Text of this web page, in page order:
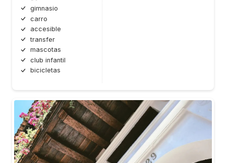
gimnasio
carro
accesible
transfer
mascotas
club infantil
bicicletas